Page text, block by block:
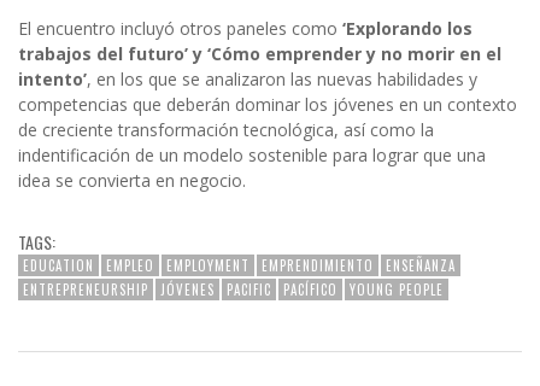
El encuentro incluyó otros paneles como ‘Explorando los
trabajos del futuro’ y ‘Cómo emprender y no morir en el
intento’, en los que se analizaron las nuevas habilidades y
competencias que deberán dominar los jóvenes en un contexto
de creciente transformación tecnológica, así como la
indentificación de un modelo sostenible para lograr que una
idea se convierta en negocio.
TAGS:
EDUCATION EMPLEO EMPLOYMENT EMPRENDIMIENTO
ENSEÑANZA
ENTREPRENEURSHIP
JÓVENES PACIFIC PACÍFICO YOUNG PEOPLE